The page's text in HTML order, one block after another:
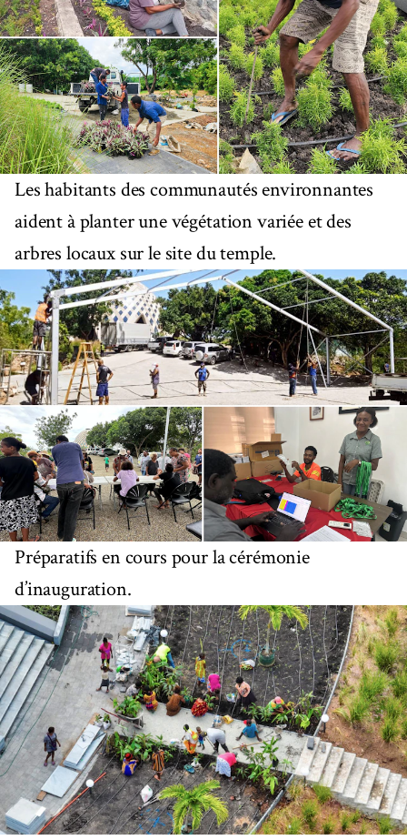
Les habitants des communautés environnantes
aident à planter une végétation variée et des
arbres locaux sur le site du temple.
Préparatifs en cours pour la cérémonie
d’inauguration.